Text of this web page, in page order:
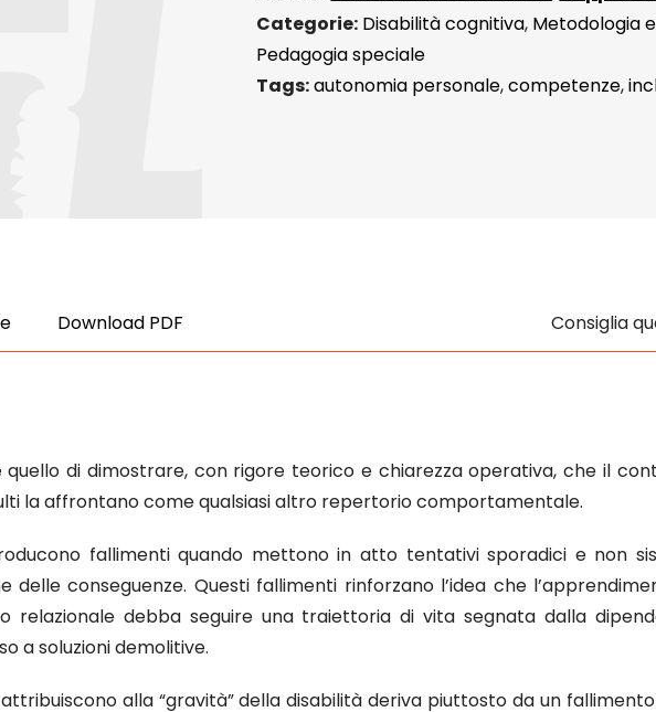
Categorie: Disabilità cognitiva, Metodologia
Pedagogia speciale
Tags:autonomia personale,competenze,
Download PDF
di dimostrare, con rigore teorico e chiarezza operativa, che il
la affrontano come qualsiasi altro repertorio comportamentale.
fallimenti quando mettono in atto tentativi sporadici e non
delle conseguenze. Questi fallimenti rinforzano l’idea che
relazionale debba seguire una traiettoria di vita segnata dalla
a soluzioni demolitive.
alla “gravità” della disabilità deriva piuttosto da un